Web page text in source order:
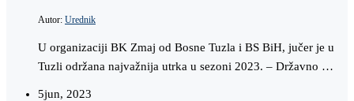
Autor: Urednik
U organizaciji BK Zmaj od Bosne Tuzla i BS BiH, jučer je u
Tuzli održana najvažnija utrka u sezoni 2023. – Državno …
5jun, 2023